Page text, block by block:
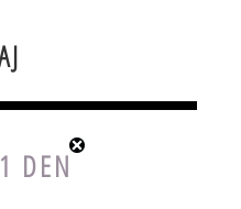
1 DEN